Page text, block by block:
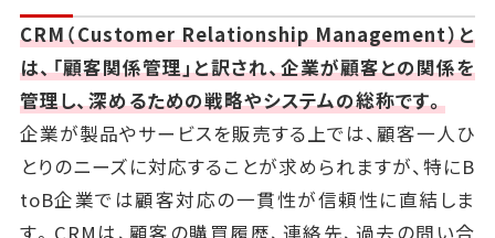
CRM（Customer Relationship Management）と
は、「顧客関係管理」と訳され、企業が顧客との関係を
管理し、深めるための戦略やシステムの総称です。
企業が製品やサービスを販売する上では、顧客一人ひ
とりのニーズに対応することが求められますが、特にB
toB企業では顧客対応の一貫性が信頼性に直結しま
す。CRMは、顧客の購買履歴、連絡先、過去の問い合